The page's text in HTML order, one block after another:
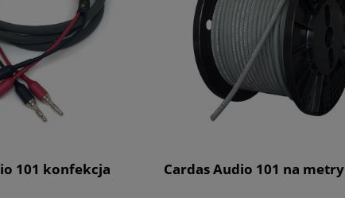
101 konfekcja Cardas Audio 101 na metry